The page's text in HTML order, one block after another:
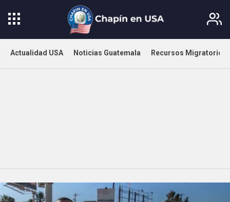
Actualidad USA Noticias Guatemala Recursos Migratorios